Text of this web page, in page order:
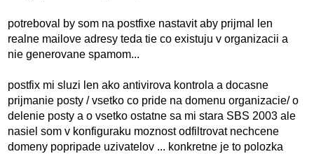
potreboval by som na postfixe nastavit aby prijmal len
realne mailove adresy teda tie co existuju v organizacii a
nie generovane spamom...
postfix mi sluzi len ako antivirova kontrola a docasne
prijmanie posty / vsetko co pride na domenu organizacie/ o
delenie posty a o vsetko ostatne sa mi stara SBS 2003 ale
nasiel som v konfiguraku moznost odfiltrovat nechcene
domeny popripade uzivatelov ... konkretne je to polozka